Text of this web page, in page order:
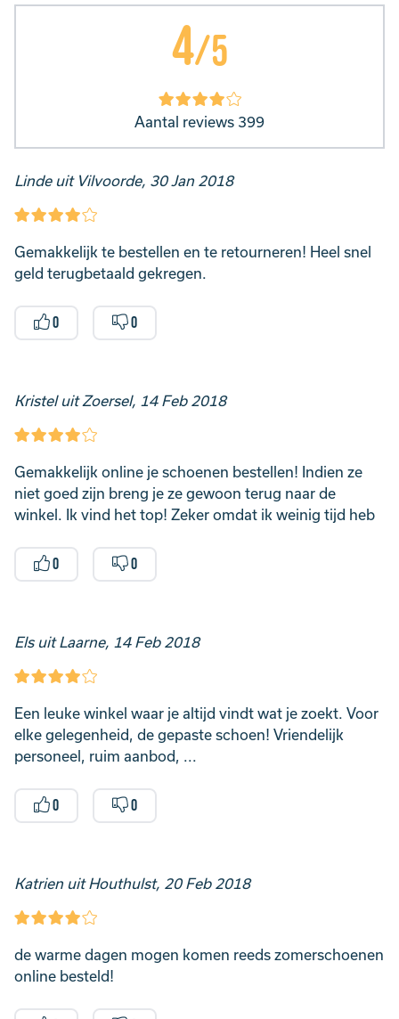
4/5
Aantal reviews 399
Linde uit Vilvoorde, 30 Jan 2018
Gemakkelijk te bestellen en te retourneren! Heel snel
geld terugbetaald gekregen.
0 0
Kristel uit Zoersel, 14 Feb 2018
Gemakkelijk online je schoenen bestellen! Indien ze
niet goed zijn breng je ze gewoon terug naar de
winkel. Ik vind het top! Zeker omdat ik weinig tijd heb
0 0
Els uit Laarne, 14 Feb 2018
Een leuke winkel waar je altijd vindt wat je zoekt. Voor
elke gelegenheid, de gepaste schoen! Vriendelijk
personeel, ruim aanbod, ...
0 0
Katrien uit Houthulst, 20 Feb 2018
de warme dagen mogen komen reeds zomerschoenen
online besteld!